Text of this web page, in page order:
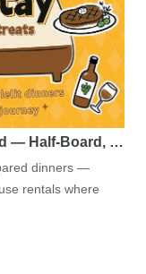
— Half-Board, …
dinners —
rentals where